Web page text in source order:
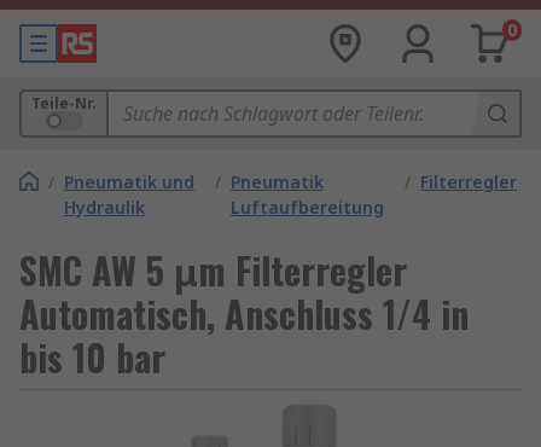
0
Teile-Nr.
/ Pneumatik und
Hydraulik
/ Pneumatik
Luftaufbereitung
/ Filterregler
SMC AW 5 μm Filterregler
Automatisch, Anschluss 1/4 in
bis 10 bar